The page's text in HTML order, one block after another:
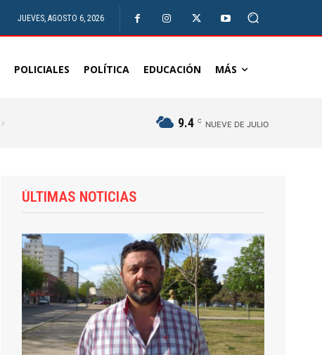
JUEVES, AGOSTO 6, 2026
POLICIALES POLÍTICA EDUCACIÓN MÁS
9.4 C NUEVE DE JULIO
ÚLTIMAS NOTICIAS